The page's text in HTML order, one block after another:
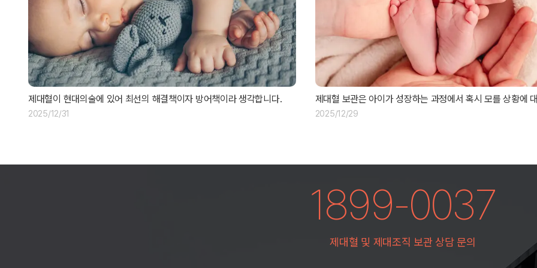
제대혈이 현대의술에 있어 최선의 해결책이자 방어책이라 생각합니다.
2025/12/31
제대혈 보관은 아이가 성장하는 과정에서 혹시 모를 상황에
2025/12/29
1899-0037
제대혈 및 제대조직 보관 상담 문의